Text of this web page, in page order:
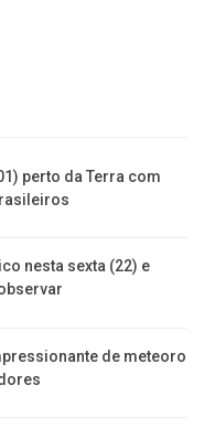
perto da Terra com
nesta sexta (22) e
de meteoro